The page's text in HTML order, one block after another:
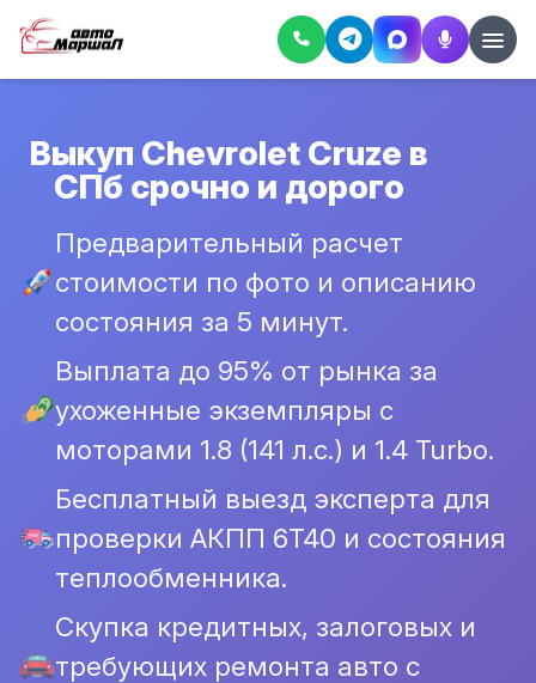
Выкуп Chevrolet Cruze в
СПб срочно и дорого
Предварительный расчет
стоимости по фото и описанию
состояния за 5 минут.
Выплата до 95% от рынка за
ухоженные экземпляры с
моторами 1.8 (141 л.с.) и 1.4 Turbo.
Бесплатный выезд эксперта для
проверки АКПП 6T40 и состояния
теплообменника.
Скупка кредитных, залоговых и
требующих ремонта авто с